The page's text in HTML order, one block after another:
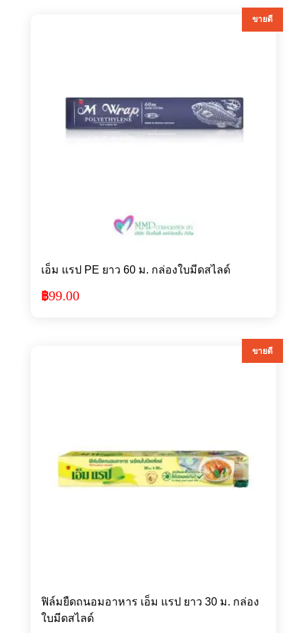
ขายดี
เอ็ม แรป PE ยาว 60 ม. กล่องใบมีดสไลด์
฿99.00
ขายดี
ฟิล์มยืดถนอมอาหาร เอ็ม แรป ยาว 30 ม. กล่อง
ใบมีดสไลด์